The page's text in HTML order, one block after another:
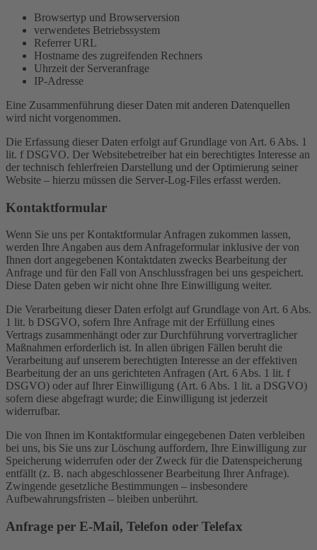
Browsertyp und Browserversion
verwendetes Betriebssystem
Referrer URL
Hostname des zugreifenden Rechners
Uhrzeit der Serveranfrage
IP-Adresse
Eine Zusammenführung dieser Daten mit anderen Datenquellen
wird nicht vorgenommen.
Die Erfassung dieser Daten erfolgt auf Grundlage von Art. 6 Abs. 1
lit. f DSGVO. Der Websitebetreiber hat ein berechtigtes Interesse an
der technisch fehlerfreien Darstellung und der Optimierung seiner
Website – hierzu müssen die Server-Log-Files erfasst werden.
Kontaktformular
Wenn Sie uns per Kontaktformular Anfragen zukommen lassen,
werden Ihre Angaben aus dem Anfrageformular inklusive der von
Ihnen dort angegebenen Kontaktdaten zwecks Bearbeitung der
Anfrage und für den Fall von Anschlussfragen bei uns gespeichert.
Diese Daten geben wir nicht ohne Ihre Einwilligung weiter.
Die Verarbeitung dieser Daten erfolgt auf Grundlage von Art. 6 Abs.
1 lit. b DSGVO, sofern Ihre Anfrage mit der Erfüllung eines
Vertrags zusammenhängt oder zur Durchführung vorvertraglicher
Maßnahmen erforderlich ist. In allen übrigen Fällen beruht die
Verarbeitung auf unserem berechtigten Interesse an der effektiven
Bearbeitung der an uns gerichteten Anfragen (Art. 6 Abs. 1 lit. f
DSGVO) oder auf Ihrer Einwilligung (Art. 6 Abs. 1 lit. a DSGVO)
sofern diese abgefragt wurde; die Einwilligung ist jederzeit
widerrufbar.
Die von Ihnen im Kontaktformular eingegebenen Daten verbleiben
bei uns, bis Sie uns zur Löschung auffordern, Ihre Einwilligung zur
Speicherung widerrufen oder der Zweck für die Datenspeicherung
entfällt (z. B. nach abgeschlossener Bearbeitung Ihrer Anfrage).
Zwingende gesetzliche Bestimmungen – insbesondere
Aufbewahrungsfristen – bleiben unberührt.
Anfrage per E-Mail, Telefon oder Telefax